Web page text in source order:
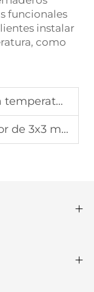
funcionales
instalar
como
invernadero doméstico?
al aire libre pequeño y un sofá?